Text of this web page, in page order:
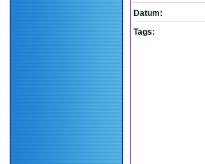
Datum:
Tags: